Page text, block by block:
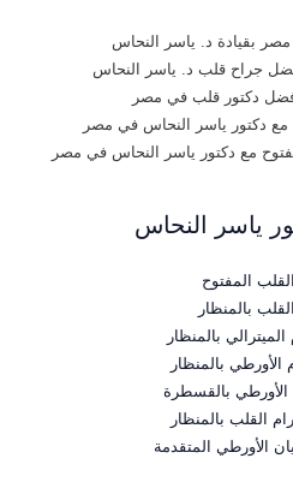
بقيادة د. ياسر النحاس
جراح قلب د. ياسر النحاس
دكتور قلب في مصر
دكتور ياسر النحاس في مصر
مع دكتور ياسر النحاس في مصر
ياسر النحاس
المفتوح
بالمنظار
بالمنظار
الأورطي بالمنظار
الأورطي بالقسطرة
القلب بالمنظار
الأورطي المتقدمة